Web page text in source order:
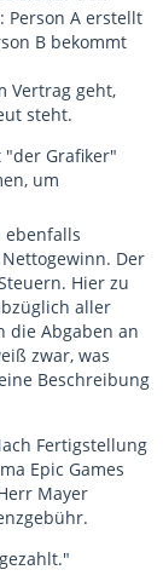
Person A erstellt
B bekommt
Vertrag geht,
steht.
"der Grafiker"
um
ebenfalls
Der
Hier zu
aller
die Abgaben an
zwar, was
Beschreibung
Fertigstellung
Epic Games
Mayer